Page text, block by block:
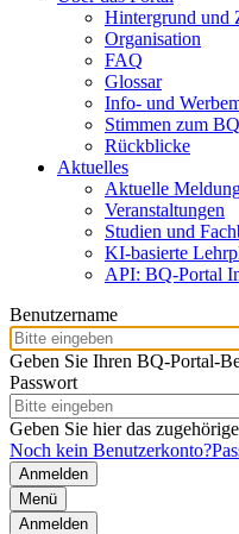
Hintergrund und
Organisation
FAQ
Glossar
Info- und
Stimmen zum
Rückblicke
Aktuelles
Aktuelle
Veranstaltungen
Studien und
KI-basierte
API: BQ-Portal
Benutzername
Geben Sie Ihren BQ-Portal-
Passwort
Geben Sie hier das
Noch kein Benutzerkonto?
Menü
Anmelden